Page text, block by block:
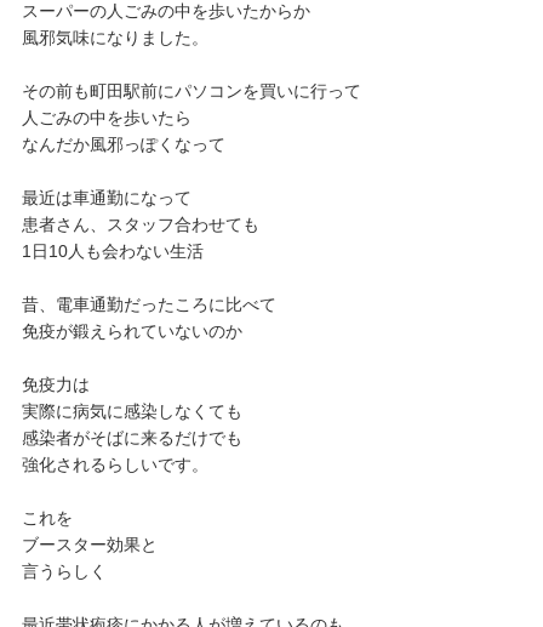
スーパーの人ごみの中を歩いたからか
風邪気味になりました。
その前も町田駅前にパソコンを買いに行って
人ごみの中を歩いたら
なんだか風邪っぽくなって
最近は車通勤になって
患者さん、スタッフ合わせても
1日10人も会わない生活
昔、電車通勤だったころに比べて
免疫が鍛えられていないのか
免疫力は
実際に病気に感染しなくても
感染者がそばに来るだけでも
強化されるらしいです。
これを
ブースター効果と
言うらしく